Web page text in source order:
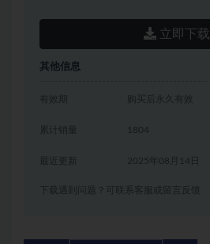
立即下载
其他信息
有效期 购买后永久有效
累计销量 1804
2025年08月14日
下载遇到问题？可联系客服或留言反馈